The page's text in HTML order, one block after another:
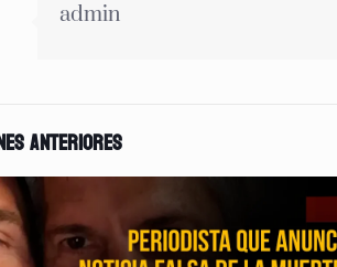
admin
anteriores